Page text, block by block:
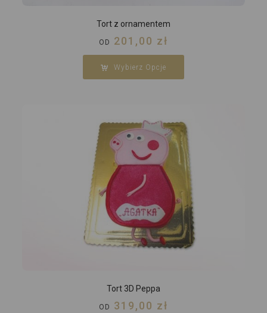
Tort z ornamentem
OD 201,00 zł
Wybierz Opcje
Tort 3D Peppa
OD 319,00 zł